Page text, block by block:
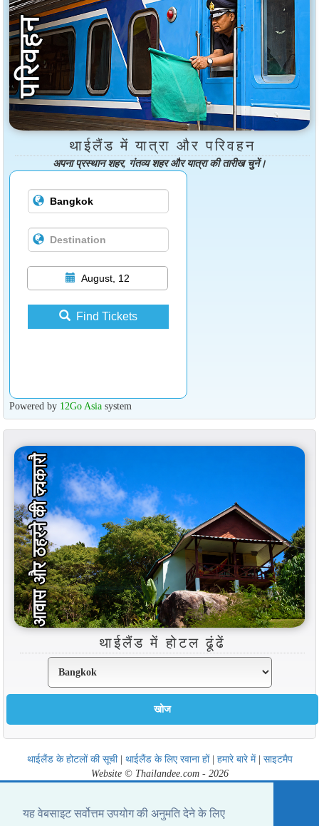
यह वेबसाइट सर्वोत्तम उपयोग की अनुमति देने के लिए
थाईलैंड में यात्रा और परिवहन
अपना प्रस्थान शहर, गंतव्य शहर और यात्रा की तारीख चुनें।
August, 12
Find Tickets
Powered by 12Go Asiasystem
थाईलैंड में होटल ढूंढें
थाईलैंड के होटलों की सूची| थाईलैंड के लिए रवाना हों| हमारे बारे में| साइटमैप
Website © Thailandee.com - 2026